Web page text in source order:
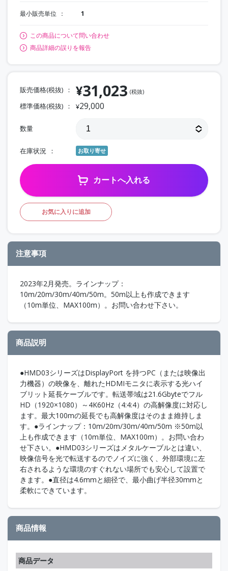
最小販売単位 1
この商品について問い合わせ
商品詳細の誤りを報告
販売価格(税抜) ¥31,023 (税抜)
標準価格(税抜) ¥29,000
数量
在庫状況 お取り寄せ
カートへ入れる
お気に入りに追加
注意事項
2023年2月発売。ラインナップ：
10m/20m/30m/40m/50m。50m以上も作成できます
（10m単位、MAX100m）。お問い合わせ下さい。
商品説明
●HMD03シリーズはDisplayPort を持つPC（または映像出
力機器）の映像を、離れたHDMIモニタに表示する光ハイ
ブリット延長ケーブルです。転送帯域は21.6Gbyteでフル
HD（1920×1080）～4K60Hz（4:4:4）の高解像度に対応し
ます。最大100mの延長でも高解像度はそのまま維持しま
す。●ラインナップ：10m/20m/30m/40m/50m ※50m以
上も作成できます（10m単位、MAX100m）。お問い合わ
せ下さい。●HMD03シリーズはメタルケーブルとは違い、
映像信号を光で転送するのでノイズに強く、外部環境に左
右されるような環境のすぐれない場所でも安心して設置で
きます。●直径は4.6mmと細径で、最小曲げ半径30mmと
柔軟にできています。
商品情報
商品データ